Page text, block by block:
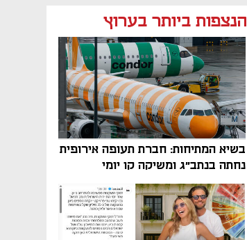
הנצפות ביותר בערוץ
בשיא המתיחות: חברת תעופה אירופית
נחתה בנתב"ג ומשיקה קו יומי